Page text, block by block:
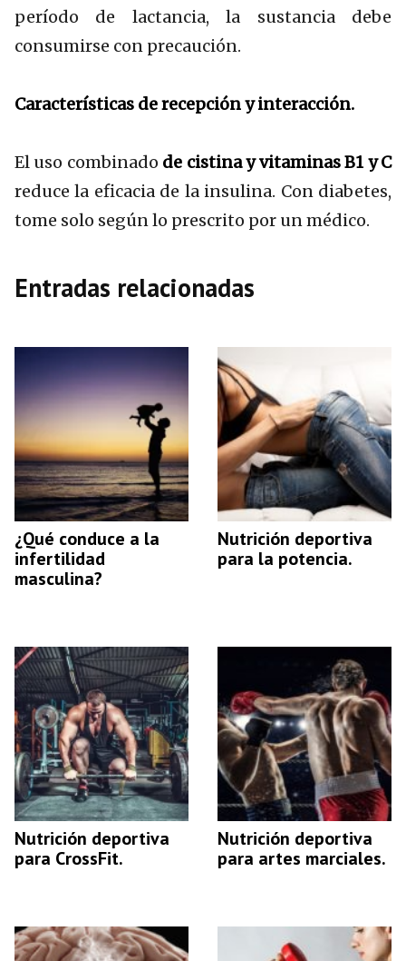
período de lactancia, la sustancia debe
consumirse con precaución.
Características de recepción y interacción.
El uso combinado de cistina y vitaminas B1 y C
reduce la eficacia de la insulina. Con diabetes,
tome solo según lo prescrito por un médico.
Entradas relacionadas
¿Qué conduce a la
infertilidad
masculina?
Nutrición deportiva
para la potencia.
Nutrición deportiva
para CrossFit.
Nutrición deportiva
para artes marciales.